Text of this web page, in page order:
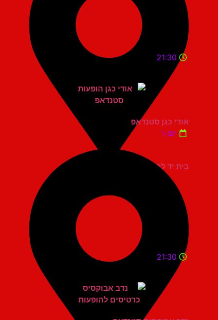
בית יד לבנים אשדוד
21:30
אודי כגן סטנדאפ
יום ו'
21:30